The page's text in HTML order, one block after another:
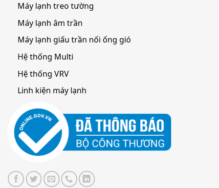
Máy lạnh treo tường
Máy lạnh âm trần
Máy lạnh giấu trần nối ống gió
Hệ thống Multi
Hệ thống VRV
Linh kiện máy lạnh